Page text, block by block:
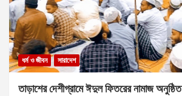
ধর্ম ও জীবন সারাদেশ
তাড়াশের দেশীগ্রামে ঈদুল ফিতরের নামাজ অনুষ্ঠিত